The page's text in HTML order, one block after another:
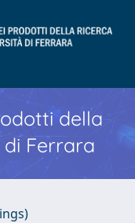
della
Ferrara